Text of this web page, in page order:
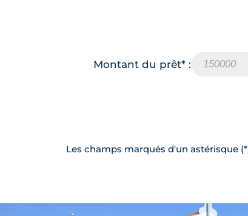
Montant du prêt* :
Les champs marqués d'un astérisque